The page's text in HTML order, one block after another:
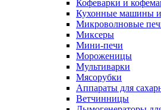
Кофеварки и
Кухонные машины
Микроволновые
Миксеры
Мини-печи
Мороженицы
Мультиварки
Мясорубки
Аппараты для
Ветчинницы